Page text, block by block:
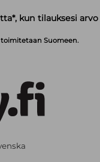
kun tilauksesi arvo
toimitetaan Suomeen.